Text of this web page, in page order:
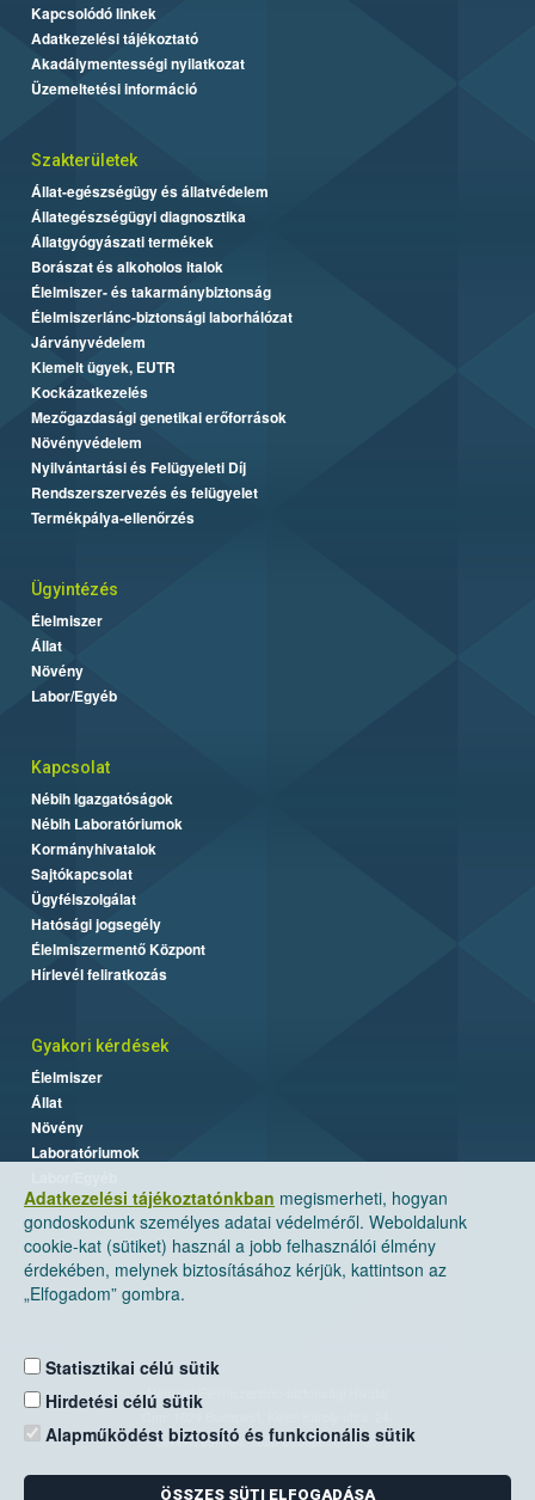
Adatkezelési tájékoztatónkban megismerheti, hogyan
gondoskodunk személyes adatai védelméről. Weboldalunk
cookie-kat (sütiket) használ a jobb felhasználói élmény
érdekében, melynek biztosításához kérjük, kattintson az
„Elfogadom” gombra.
Statisztikai célú sütik
Hirdetési célú sütik
Alapműködést biztosító és funkcionális sütik
ÖSSZES SÜTI ELFOGADÁSA
Kapcsolódó linkek
Adatkezelési tájékoztató
Akadálymentességi nyilatkozat
Üzemeltetési információ
Szakterületek
Állat-egészségügy és állatvédelem
Állategészségügyi diagnosztika
Állatgyógyászati termékek
Borászat és alkoholos italok
Élelmiszer- és takarmánybiztonság
Élelmiszerlánc-biztonsági laborhálózat
Járványvédelem
Kiemelt ügyek, EUTR
Kockázatkezelés
Mezőgazdasági genetikai erőforrások
Növényvédelem
Nyilvántartási és Felügyeleti Díj
Rendszerszervezés és felügyelet
Termékpálya-ellenőrzés
Ügyintézés
Élelmiszer
Állat
Növény
Labor/Egyéb
Kapcsolat
Nébih Igazgatóságok
Nébih Laboratóriumok
Kormányhivatalok
Sajtókapcsolat
Ügyfélszolgálat
Hatósági jogsegély
Élelmiszermentő Központ
Hírlevél feliratkozás
Gyakori kérdések
Élelmiszer
Állat
Növény
Laboratóriumok
Nemzeti Élelmiszerlánc-biztonsági Hivatal
Levelezési cím: 1525 Budapest. Pf. 30.